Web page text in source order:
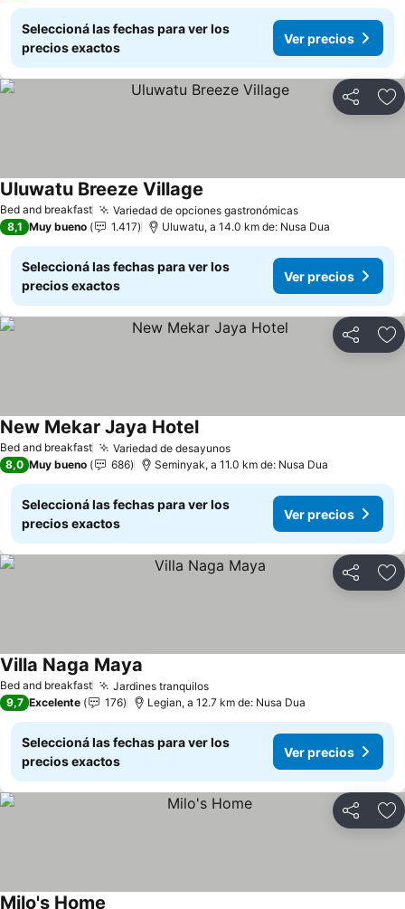
Seleccioná las fechas para ver los
precios exactos
Ver precios
Compartir
Bed and breakfast Variedad de opciones gastronómicas
Uluwatu Breeze Village
8,1 Muy bueno 1.417 Uluwatu, a 14.0 km de: Nusa Dua
Seleccioná las fechas para ver los
precios exactos
Ver precios
Compartir
Bed and breakfast Variedad de desayunos
New Mekar Jaya Hotel
8,0 Muy bueno 686 Seminyak, a 11.0 km de: Nusa Dua
Seleccioná las fechas para ver los
precios exactos
Ver precios
Compartir
Bed and breakfast Jardines tranquilos
Villa Naga Maya
9,7 Excelente 176 Legian, a 12.7 km de: Nusa Dua
Seleccioná las fechas para ver los
precios exactos
Ver precios
Compartir
Milo's Home